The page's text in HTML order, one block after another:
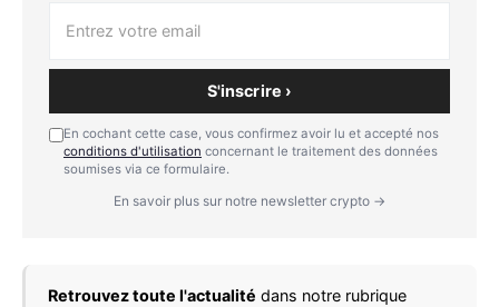
S'inscrire ›
En cochant cette case, vous confirmez avoir lu et accepté nos
conditions d'utilisation concernant le traitement des données
soumises via ce formulaire.
En savoir plus sur notre newsletter crypto →
Retrouvez toute l'actualité dans notre rubrique